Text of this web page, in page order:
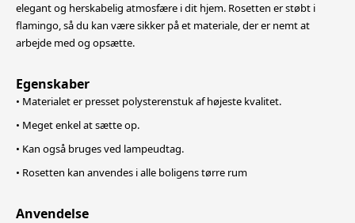
elegant og herskabelig atmosfære i dit hjem. Rosetten er støbt i
flamingo,så du kan være sikker på et materiale, der er nemt at
arbejde med og opsætte.
Egenskaber
• Materialet er presset polysterenstuk af højeste kvalitet.
• Meget enkel at sætte op.
• Kan også bruges ved lampeudtag.
• Rosetten kan anvendes i alle boligens tørre rum
Anvendelse